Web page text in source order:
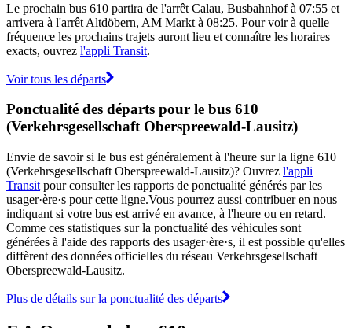
Le prochain bus 610 partira de l'arrêt Calau, Busbahnhof à 07:55 et
arrivera à l'arrêt Altdöbern, AM Markt à 08:25. Pour voir à quelle
fréquence les prochains trajets auront lieu et connaître les horaires
exacts, ouvrez l'appli Transit.
Voir tous les départs
Ponctualité des départs pour le bus 610
(Verkehrsgesellschaft Oberspreewald-Lausitz)
Envie de savoir si le bus est généralement à l'heure sur la ligne 610
(Verkehrsgesellschaft Oberspreewald-Lausitz)? Ouvrez l'appli
Transit pour consulter les rapports de ponctualité générés par les
usager·ère·s pour cette ligne.Vous pourrez aussi contribuer en nous
indiquant si votre bus est arrivé en avance, à l'heure ou en retard.
Comme ces statistiques sur la ponctualité des véhicules sont
générées à l'aide des rapports des usager·ère·s, il est possible qu'elles
diffèrent des données officielles du réseau Verkehrsgesellschaft
Oberspreewald-Lausitz.
Plus de détails sur la ponctualité des départs